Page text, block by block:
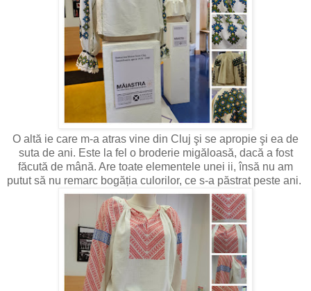
O altă ie care m-a atras vine din Cluj şi se apropie şi ea de
suta de ani. Este la fel o broderie migăloasă, dacă a fost
făcută de mână. Are toate elementele unei ii, însă nu am
putut să nu remarc bogăția culorilor, ce s-a păstrat peste ani.